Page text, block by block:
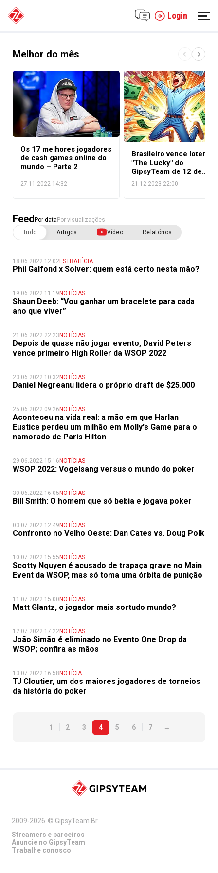
Login
Melhor do mês
Os 17 melhores jogadores
de cash games online do
mundo – Parte 2
27.11.2022 14:32
Brasileiro vence loteria
"The Lucky" do
GipsyTeam de 12 de
dezembro
21.12.2023 22:00
Feed Por data Por visualizações
Tudo
Artigos Vídeo Relatórios
18.06.2022 12:02ESTRATÉGIA
Phil Galfond x Solver: quem está certo nesta mão?
19.06.2022 11:19 NOTÍCIAS
Shaun Deeb: “Vou ganhar um bracelete para cada
ano que viver”
21.06.2022 22:23 NOTÍCIAS
Depois de quase não jogar evento, David Peters
vence primeiro High Roller da WSOP 2022
23.06.2022 10:32NOTÍCIAS
Daniel Negreanu lidera o próprio draft de $25.000
25.06.2022 09:26 NOTÍCIAS
Aconteceu na vida real: a mão em que Harlan
Eustice perdeu um milhão em Molly's Game para o
namorado de Paris Hilton
29.06.2022 15:16 NOTÍCIAS
WSOP 2022: Vogelsang versus o mundo do poker
30.06.2022 16:05 NOTÍCIAS
Bill Smith: O homem que só bebia e jogava poker
03.07.2022 12:49 NOTÍCIAS
Confronto no Velho Oeste: Dan Cates vs. Doug Polk
10.07.2022 15:55 NOTÍCIAS
Scotty Nguyen é acusado de trapaça grave no Main
Event da WSOP, mas só toma uma órbita de punição
11.07.2022 15:00 NOTÍCIAS
Matt Glantz, o jogador mais sortudo mundo?
12.07.2022 17:22NOTÍCIAS
João Simão é eliminado no Evento One Drop da
WSOP; confira as mãos
13.07.2022 16:58 NOTÍCIA
TJ Cloutier, um dos maiores jogadores de torneios
da história do poker
1 2 3 4 5 6 7 →
2009-2026 © GipsyTeam.Br
Streamers e parceiros
Anuncie no GipsyTeam
Trabalhe conosco